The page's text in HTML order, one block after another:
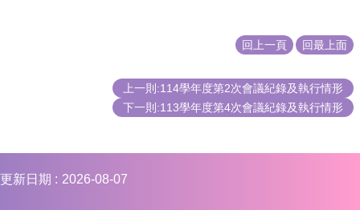
回上一頁 回最上面
上一則:114學年度第2次會議紀錄及執行情形
下一則:113學年度第4次會議紀錄及執行情形
更新日期 2026-08-07